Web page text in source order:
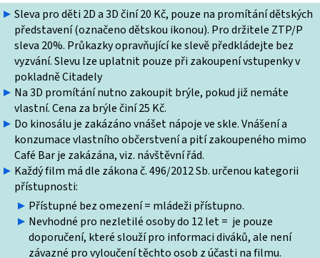
Sleva pro děti 2D a 3D činí 20 Kč, pouze na promítání dětských
představení (označeno dětskou ikonou). Pro držitele ZTP/P
sleva 20%. Průkazky opravňující ke slevě předkládejte bez
vyzvání. Slevu lze uplatnit pouze při zakoupení vstupenky v
pokladně Citadely
Na 3D promítání nutno zakoupit brýle, pokud již nemáte
vlastní. Cena za brýle činí 25 Kč.
Do kinosálu je zakázáno vnášet nápoje ve skle. Vnášení a
konzumace vlastního občerstvení a pití zakoupeného mimo
Café Bar je zakázána, viz. návštěvní řád.
Každý film má dle zákona č. 496/2012 Sb. určenou kategorii
přístupnosti:
Přístupné bez omezení = mládeži přístupno.
Nevhodné pro nezletilé osoby do 12 let = je pouze
doporučení, které slouží pro informaci diváků, ale není
závazné pro vyloučení těchto osob z účasti na filmu.